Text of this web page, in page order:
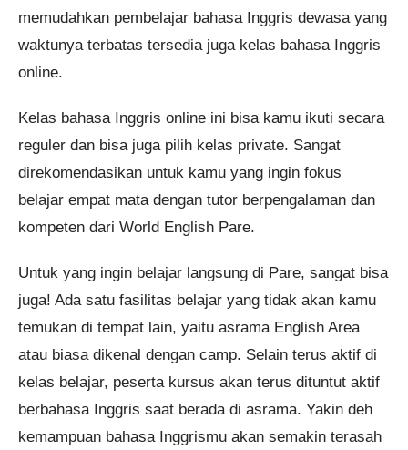
memudahkan pembelajar bahasa Inggris dewasa yang
waktunya terbatas tersedia juga kelas bahasa Inggris
online.
Kelas bahasa Inggris online ini bisa kamu ikuti secara
reguler dan bisa juga pilih kelas private. Sangat
direkomendasikan untuk kamu yang ingin fokus
belajar empat mata dengan tutor berpengalaman dan
kompeten dari World English Pare.
Untuk yang ingin belajar langsung di Pare, sangat bisa
juga! Ada satu fasilitas belajar yang tidak akan kamu
temukan di tempat lain, yaitu asrama English Area
atau biasa dikenal dengan camp. Selain terus aktif di
kelas belajar, peserta kursus akan terus dituntut aktif
berbahasa Inggris saat berada di asrama. Yakin deh
kemampuan bahasa Inggrismu akan semakin terasah